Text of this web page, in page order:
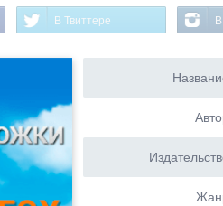
В Твиттере